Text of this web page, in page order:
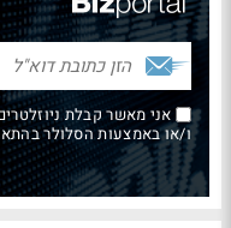
אני מאשר קבלת
ו/או באמצעות הסלולר בהתאם למפורט